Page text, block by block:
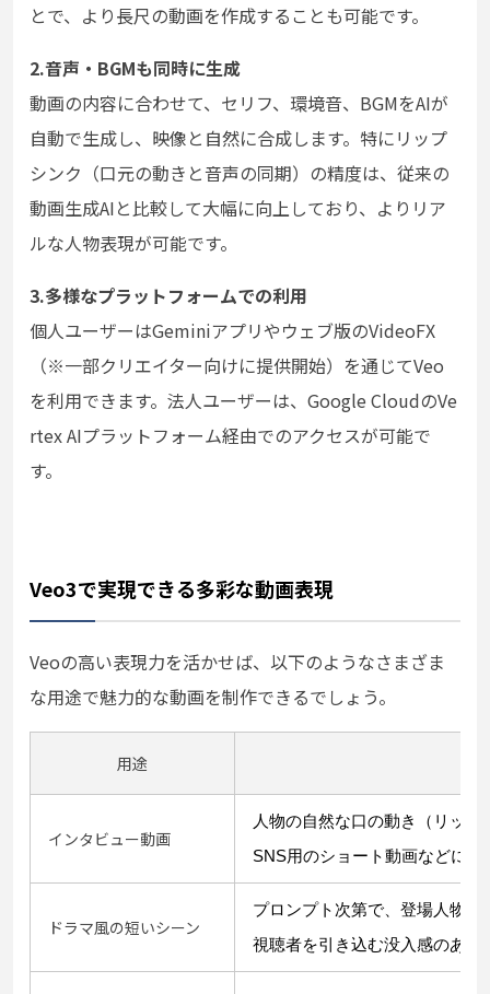
とで、より長尺の動画を作成することも可能です。
2.音声・BGMも同時に生成
動画の内容に合わせて、セリフ、環境音、BGMをAIが
自動で生成し、映像と自然に合成します。特にリップ
シンク（口元の動きと音声の同期）の精度は、従来の
動画生成AIと比較して大幅に向上しており、よりリア
ルな人物表現が可能です。
3.多様なプラットフォームでの利用
個人ユーザーはGeminiアプリやウェブ版のVideoFX
（※一部クリエイター向けに提供開始）を通じてVeo
を利用できます。法人ユーザーは、Google CloudのVe
rtex AIプラットフォーム経由でのアクセスが可能で
す。
Veo3で実現できる多彩な動画表現
Veoの高い表現力を活かせば、以下のようなさまざま
な用途で魅力的な動画を制作できるでしょう。
用途
インタビュー動画
人物の自然な口の動き（リッ
SNS用のショート動画などにも
ドラマ風の短いシーン
プロンプト次第で、登場人物
視聴者を引き込む没入感のあ